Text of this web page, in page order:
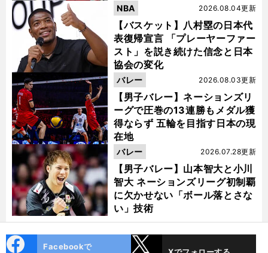
【バスケット】八村塁の日本代
表復帰宣言 「プレーヤーファー
スト」を説き続けた信念と日本
協会の変化
2026.08.04更新
NBA
【男子バレー】ネーションズリ
ーグで圧巻の13連勝もメダル獲
得ならず 五輪を目指す日本の現
在地
2026.08.03更新
バレー
【男子バレー】山本智大と小川
智大 ネーションズリーグ初制覇
に欠かせない「ボール落とさな
い」技術
2026.07.28更新
バレー
Facebookで